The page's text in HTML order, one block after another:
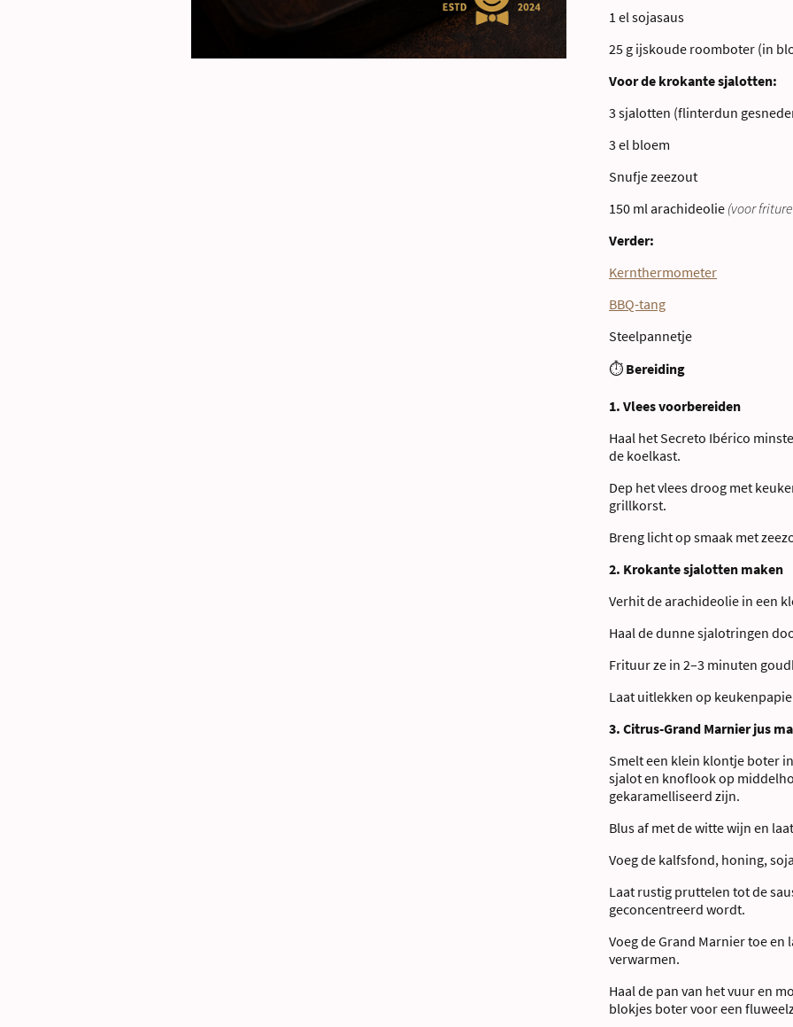
1 el sojasaus
25 g ijskoude roomboter (in
Voor de krokante sjalotten:
3 sjalotten (flinterdun
3 el bloem
Snufje zeezout
150 ml arachideolie (voor
Verder:
Kernthermometer
BBQ-tang
Steelpannetje
⏱ Bereiding
1. Vlees voorbereiden
Haal het Secreto Ibérico
de koelkast.
Dep het vlees droog met
grillkorst.
Breng licht op smaak met
2. Krokante sjalotten maken
Verhit de arachideolie in een
Haal de dunne sjalotringen
Frituur ze in 2–3 minuten
Laat uitlekken op
3. Citrus-Grand Marnier jus
Smelt een klein klontje boter
sjalot en knoflook op
gekaramelliseerd zijn.
Blus af met de witte wijn en
Voeg de kalfsfond, honing,
Laat rustig pruttelen tot de
geconcentreerd wordt.
Voeg de Grand Marnier toe en
verwarmen.
Haal de pan van het vuur en
blokjes boter voor een